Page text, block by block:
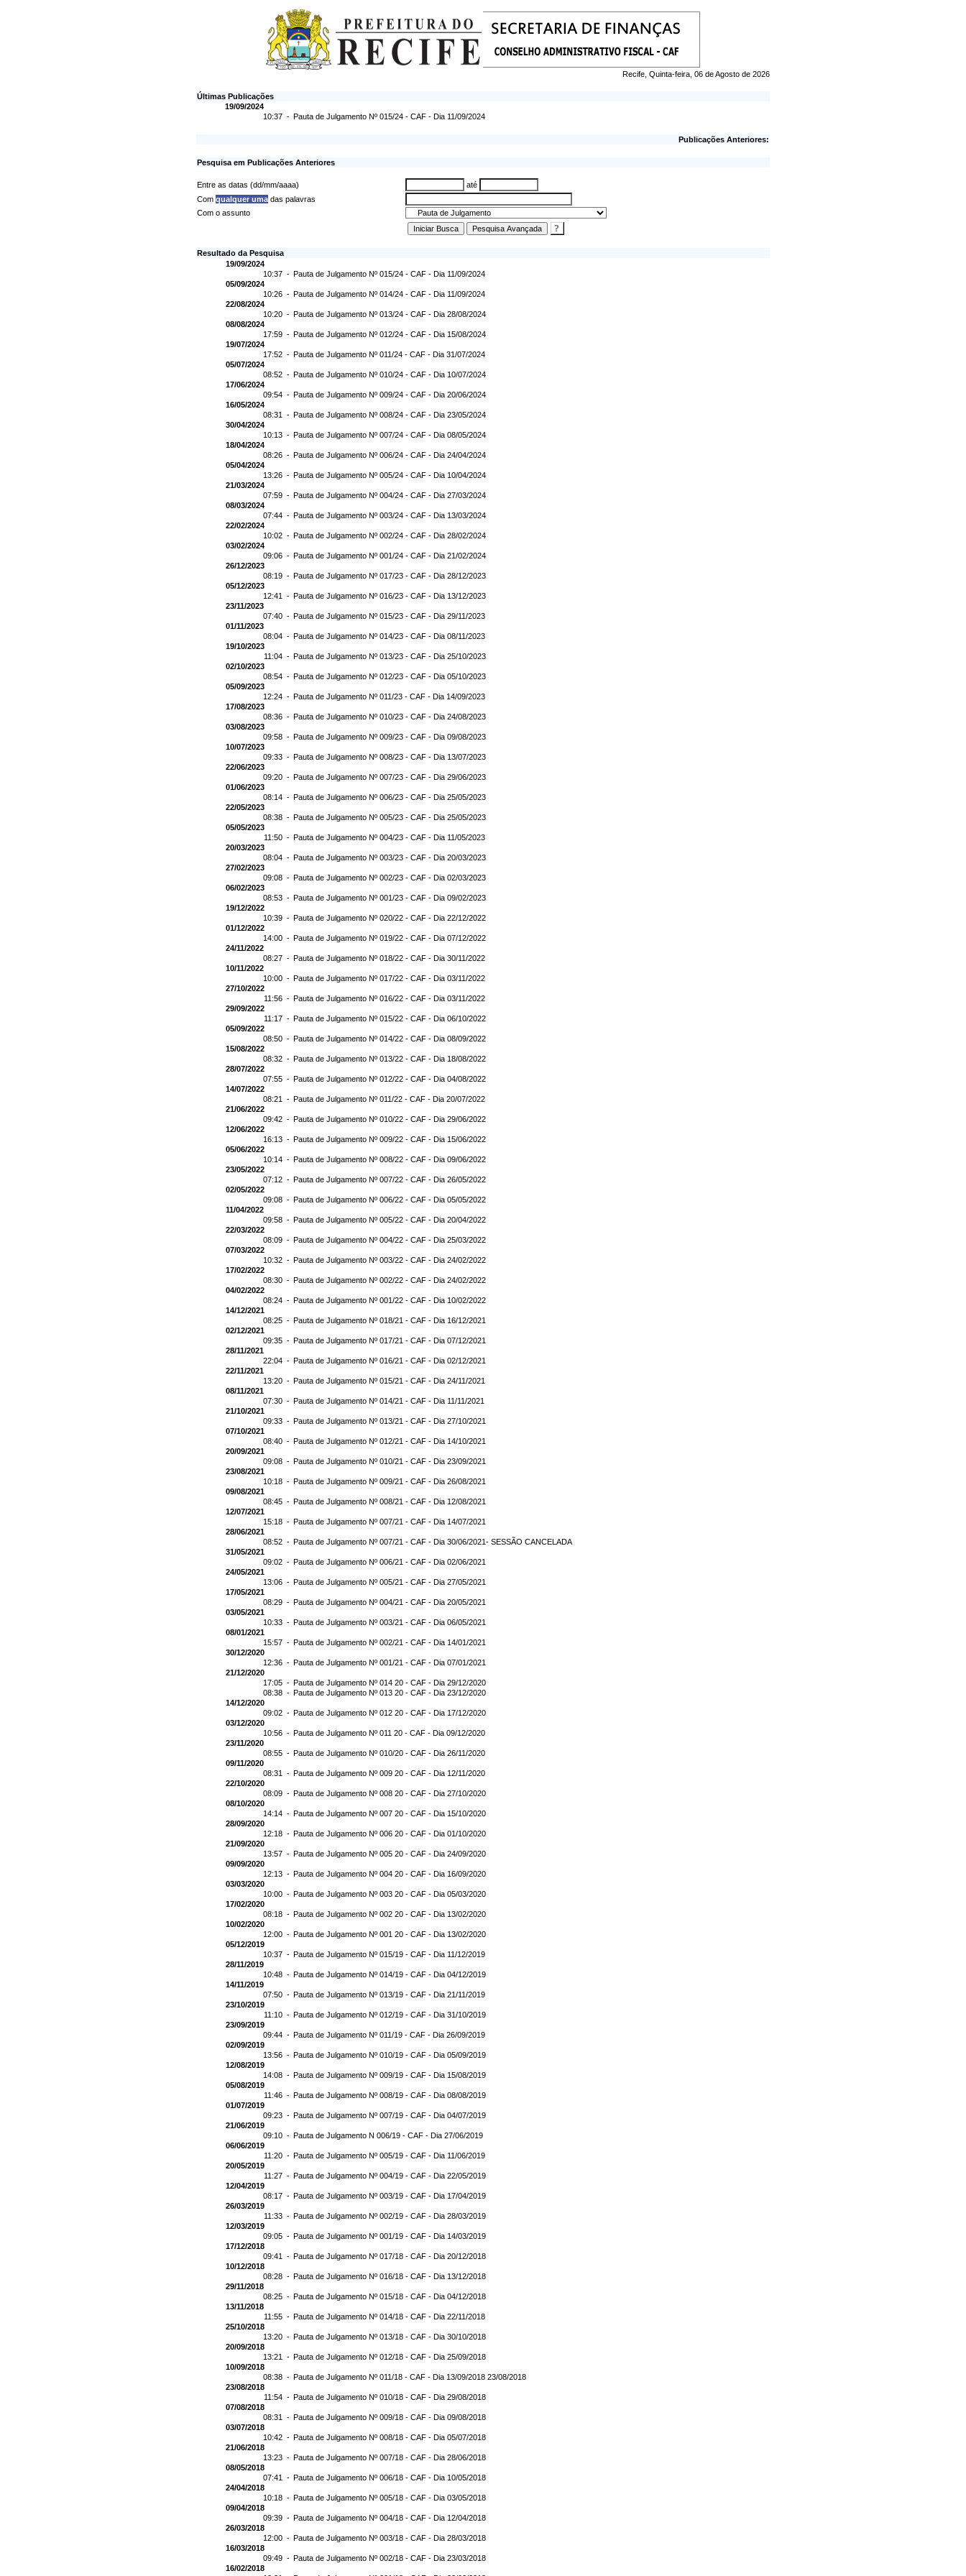
Recife, Quinta-feira, 06 de Agosto de 2026
Últimas Publicações
19/09/2024
10:37 - Pauta de Julgamento Nº 015/24 - CAF - Dia 11/09/2024
Publicações Anteriores:
Pesquisa em Publicações Anteriores
Entre as datas (dd/mm/aaaa)
até
Com qualquer uma das palavras
Com o assunto
Resultado da Pesquisa
19/09/2024
10:37 - Pauta de Julgamento Nº 015/24 - CAF - Dia 11/09/2024
05/09/2024
10:26 - Pauta de Julgamento Nº 014/24 - CAF - Dia 11/09/2024
22/08/2024
10:20 - Pauta de Julgamento Nº 013/24 - CAF - Dia 28/08/2024
08/08/2024
17:59 - Pauta de Julgamento Nº 012/24 - CAF - Dia 15/08/2024
19/07/2024
17:52 - Pauta de Julgamento Nº 011/24 - CAF - Dia 31/07/2024
05/07/2024
08:52 - Pauta de Julgamento Nº 010/24 - CAF - Dia 10/07/2024
17/06/2024
09:54 - Pauta de Julgamento Nº 009/24 - CAF - Dia 20/06/2024
16/05/2024
08:31 - Pauta de Julgamento Nº 008/24 - CAF - Dia 23/05/2024
30/04/2024
10:13 - Pauta de Julgamento Nº 007/24 - CAF - Dia 08/05/2024
18/04/2024
08:26 - Pauta de Julgamento Nº 006/24 - CAF - Dia 24/04/2024
05/04/2024
13:26 - Pauta de Julgamento Nº 005/24 - CAF - Dia 10/04/2024
21/03/2024
07:59 - Pauta de Julgamento Nº 004/24 - CAF - Dia 27/03/2024
08/03/2024
07:44 - Pauta de Julgamento Nº 003/24 - CAF - Dia 13/03/2024
22/02/2024
10:02 - Pauta de Julgamento Nº 002/24 - CAF - Dia 28/02/2024
03/02/2024
09:06 - Pauta de Julgamento Nº 001/24 - CAF - Dia 21/02/2024
26/12/2023
08:19 - Pauta de Julgamento Nº 017/23 - CAF - Dia 28/12/2023
05/12/2023
12:41 - Pauta de Julgamento Nº 016/23 - CAF - Dia 13/12/2023
23/11/2023
07:40 - Pauta de Julgamento Nº 015/23 - CAF - Dia 29/11/2023
01/11/2023
08:04 - Pauta de Julgamento Nº 014/23 - CAF - Dia 08/11/2023
19/10/2023
11:04 - Pauta de Julgamento Nº 013/23 - CAF - Dia 25/10/2023
02/10/2023
08:54 - Pauta de Julgamento Nº 012/23 - CAF - Dia 05/10/2023
05/09/2023
12:24 - Pauta de Julgamento Nº 011/23 - CAF - Dia 14/09/2023
17/08/2023
08:36 - Pauta de Julgamento Nº 010/23 - CAF - Dia 24/08/2023
03/08/2023
09:58 - Pauta de Julgamento Nº 009/23 - CAF - Dia 09/08/2023
10/07/2023
09:33 - Pauta de Julgamento Nº 008/23 - CAF - Dia 13/07/2023
22/06/2023
09:20 - Pauta de Julgamento Nº 007/23 - CAF - Dia 29/06/2023
01/06/2023
08:14 - Pauta de Julgamento Nº 006/23 - CAF - Dia 25/05/2023
22/05/2023
08:38 - Pauta de Julgamento Nº 005/23 - CAF - Dia 25/05/2023
05/05/2023
11:50 - Pauta de Julgamento Nº 004/23 - CAF - Dia 11/05/2023
20/03/2023
08:04 - Pauta de Julgamento Nº 003/23 - CAF - Dia 20/03/2023
27/02/2023
09:08 - Pauta de Julgamento Nº 002/23 - CAF - Dia 02/03/2023
06/02/2023
08:53 - Pauta de Julgamento Nº 001/23 - CAF - Dia 09/02/2023
19/12/2022
10:39 - Pauta de Julgamento Nº 020/22 - CAF - Dia 22/12/2022
01/12/2022
14:00 - Pauta de Julgamento Nº 019/22 - CAF - Dia 07/12/2022
24/11/2022
08:27 - Pauta de Julgamento Nº 018/22 - CAF - Dia 30/11/2022
10/11/2022
10:00 - Pauta de Julgamento Nº 017/22 - CAF - Dia 03/11/2022
27/10/2022
11:56 - Pauta de Julgamento Nº 016/22 - CAF - Dia 03/11/2022
29/09/2022
11:17 - Pauta de Julgamento Nº 015/22 - CAF - Dia 06/10/2022
05/09/2022
08:50 - Pauta de Julgamento Nº 014/22 - CAF - Dia 08/09/2022
15/08/2022
08:32 - Pauta de Julgamento Nº 013/22 - CAF - Dia 18/08/2022
28/07/2022
07:55 - Pauta de Julgamento Nº 012/22 - CAF - Dia 04/08/2022
14/07/2022
08:21 - Pauta de Julgamento Nº 011/22 - CAF - Dia 20/07/2022
21/06/2022
09:42 - Pauta de Julgamento Nº 010/22 - CAF - Dia 29/06/2022
12/06/2022
16:13 - Pauta de Julgamento Nº 009/22 - CAF - Dia 15/06/2022
05/06/2022
10:14 - Pauta de Julgamento Nº 008/22 - CAF - Dia 09/06/2022
23/05/2022
07:12 - Pauta de Julgamento Nº 007/22 - CAF - Dia 26/05/2022
02/05/2022
09:08 - Pauta de Julgamento Nº 006/22 - CAF - Dia 05/05/2022
11/04/2022
09:58 - Pauta de Julgamento Nº 005/22 - CAF - Dia 20/04/2022
22/03/2022
08:09 - Pauta de Julgamento Nº 004/22 - CAF - Dia 25/03/2022
07/03/2022
10:32 - Pauta de Julgamento Nº 003/22 - CAF - Dia 24/02/2022
17/02/2022
08:30 - Pauta de Julgamento Nº 002/22 - CAF - Dia 24/02/2022
04/02/2022
08:24 - Pauta de Julgamento Nº 001/22 - CAF - Dia 10/02/2022
14/12/2021
08:25 - Pauta de Julgamento Nº 018/21 - CAF - Dia 16/12/2021
02/12/2021
09:35 - Pauta de Julgamento Nº 017/21 - CAF - Dia 07/12/2021
28/11/2021
22:04 - Pauta de Julgamento Nº 016/21 - CAF - Dia 02/12/2021
22/11/2021
13:20 - Pauta de Julgamento Nº 015/21 - CAF - Dia 24/11/2021
08/11/2021
07:30 - Pauta de Julgamento Nº 014/21 - CAF - Dia 11/11/2021
21/10/2021
09:33 - Pauta de Julgamento Nº 013/21 - CAF - Dia 27/10/2021
07/10/2021
08:40 - Pauta de Julgamento Nº 012/21 - CAF - Dia 14/10/2021
20/09/2021
09:08 - Pauta de Julgamento Nº 010/21 - CAF - Dia 23/09/2021
23/08/2021
10:18 - Pauta de Julgamento Nº 009/21 - CAF - Dia 26/08/2021
09/08/2021
08:45 - Pauta de Julgamento Nº 008/21 - CAF - Dia 12/08/2021
12/07/2021
15:18 - Pauta de Julgamento Nº 007/21 - CAF - Dia 14/07/2021
28/06/2021
08:52 - Pauta de Julgamento Nº 007/21 - CAF - Dia 30/06/2021- SESSÃO CANCELADA
31/05/2021
09:02 - Pauta de Julgamento Nº 006/21 - CAF - Dia 02/06/2021
24/05/2021
13:06 - Pauta de Julgamento Nº 005/21 - CAF - Dia 27/05/2021
17/05/2021
08:29 - Pauta de Julgamento Nº 004/21 - CAF - Dia 20/05/2021
03/05/2021
10:33 - Pauta de Julgamento Nº 003/21 - CAF - Dia 06/05/2021
08/01/2021
15:57 - Pauta de Julgamento Nº 002/21 - CAF - Dia 14/01/2021
30/12/2020
12:36 - Pauta de Julgamento Nº 001/21 - CAF - Dia 07/01/2021
21/12/2020
17:05 - Pauta de Julgamento Nº 014 20 - CAF - Dia 29/12/2020
08:38 - Pauta de Julgamento Nº 013 20 - CAF - Dia 23/12/2020
14/12/2020
09:02 - Pauta de Julgamento Nº 012 20 - CAF - Dia 17/12/2020
03/12/2020
10:56 - Pauta de Julgamento Nº 011 20 - CAF - Dia 09/12/2020
23/11/2020
08:55 - Pauta de Julgamento Nº 010/20 - CAF - Dia 26/11/2020
09/11/2020
08:31 - Pauta de Julgamento Nº 009 20 - CAF - Dia 12/11/2020
22/10/2020
08:09 - Pauta de Julgamento Nº 008 20 - CAF - Dia 27/10/2020
08/10/2020
14:14 - Pauta de Julgamento Nº 007 20 - CAF - Dia 15/10/2020
28/09/2020
12:18 - Pauta de Julgamento Nº 006 20 - CAF - Dia 01/10/2020
21/09/2020
13:57 - Pauta de Julgamento Nº 005 20 - CAF - Dia 24/09/2020
09/09/2020
12:13 - Pauta de Julgamento Nº 004 20 - CAF - Dia 16/09/2020
03/03/2020
10:00 - Pauta de Julgamento Nº 003 20 - CAF - Dia 05/03/2020
17/02/2020
08:18 - Pauta de Julgamento Nº 002 20 - CAF - Dia 13/02/2020
10/02/2020
12:00 - Pauta de Julgamento Nº 001 20 - CAF - Dia 13/02/2020
05/12/2019
10:37 - Pauta de Julgamento Nº 015/19 - CAF - Dia 11/12/2019
28/11/2019
10:48 - Pauta de Julgamento Nº 014/19 - CAF - Dia 04/12/2019
14/11/2019
07:50 - Pauta de Julgamento Nº 013/19 - CAF - Dia 21/11/2019
23/10/2019
11:10 - Pauta de Julgamento Nº 012/19 - CAF - Dia 31/10/2019
23/09/2019
09:44 - Pauta de Julgamento Nº 011/19 - CAF - Dia 26/09/2019
02/09/2019
13:56 - Pauta de Julgamento Nº 010/19 - CAF - Dia 05/09/2019
12/08/2019
14:08 - Pauta de Julgamento Nº 009/19 - CAF - Dia 15/08/2019
05/08/2019
11:46 - Pauta de Julgamento Nº 008/19 - CAF - Dia 08/08/2019
01/07/2019
09:23 - Pauta de Julgamento Nº 007/19 - CAF - Dia 04/07/2019
21/06/2019
09:10 - Pauta de Julgamento N 006/19 - CAF - Dia 27/06/2019
06/06/2019
11:20 - Pauta de Julgamento Nº 005/19 - CAF - Dia 11/06/2019
20/05/2019
11:27 - Pauta de Julgamento Nº 004/19 - CAF - Dia 22/05/2019
12/04/2019
08:17 - Pauta de Julgamento Nº 003/19 - CAF - Dia 17/04/2019
26/03/2019
11:33 - Pauta de Julgamento Nº 002/19 - CAF - Dia 28/03/2019
12/03/2019
09:05 - Pauta de Julgamento Nº 001/19 - CAF - Dia 14/03/2019
17/12/2018
09:41 - Pauta de Julgamento Nº 017/18 - CAF - Dia 20/12/2018
10/12/2018
08:28 - Pauta de Julgamento Nº 016/18 - CAF - Dia 13/12/2018
29/11/2018
08:25 - Pauta de Julgamento Nº 015/18 - CAF - Dia 04/12/2018
13/11/2018
11:55 - Pauta de Julgamento Nº 014/18 - CAF - Dia 22/11/2018
25/10/2018
13:20 - Pauta de Julgamento Nº 013/18 - CAF - Dia 30/10/2018
20/09/2018
13:21 - Pauta de Julgamento Nº 012/18 - CAF - Dia 25/09/2018
10/09/2018
08:38 - Pauta de Julgamento Nº 011/18 - CAF - Dia 13/09/2018 23/08/2018
23/08/2018
11:54 - Pauta de Julgamento Nº 010/18 - CAF - Dia 29/08/2018
07/08/2018
08:31 - Pauta de Julgamento Nº 009/18 - CAF - Dia 09/08/2018
03/07/2018
10:42 - Pauta de Julgamento Nº 008/18 - CAF - Dia 05/07/2018
21/06/2018
13:23 - Pauta de Julgamento Nº 007/18 - CAF - Dia 28/06/2018
08/05/2018
07:41 - Pauta de Julgamento Nº 006/18 - CAF - Dia 10/05/2018
24/04/2018
10:18 - Pauta de Julgamento Nº 005/18 - CAF - Dia 03/05/2018
09/04/2018
09:39 - Pauta de Julgamento Nº 004/18 - CAF - Dia 12/04/2018
26/03/2018
12:00 - Pauta de Julgamento Nº 003/18 - CAF - Dia 28/03/2018
16/03/2018
09:49 - Pauta de Julgamento Nº 002/18 - CAF - Dia 23/03/2018
16/02/2018